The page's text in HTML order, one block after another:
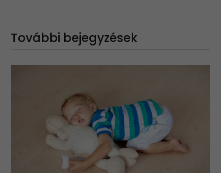
További bejegyzések